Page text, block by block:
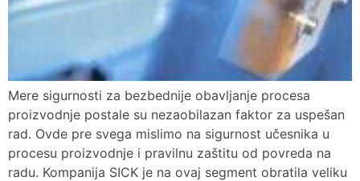
Mere sigurnosti za bezbednije obavljanje procesa
proizvodnje postale su nezaobilazan faktor za uspešan
rad. Ovde pre svega mislimo na sigurnost učesnika u
procesu proizvodnje i pravilnu zaštitu od povreda na
radu. Kompanija SICK je na ovaj segment obratila veliku